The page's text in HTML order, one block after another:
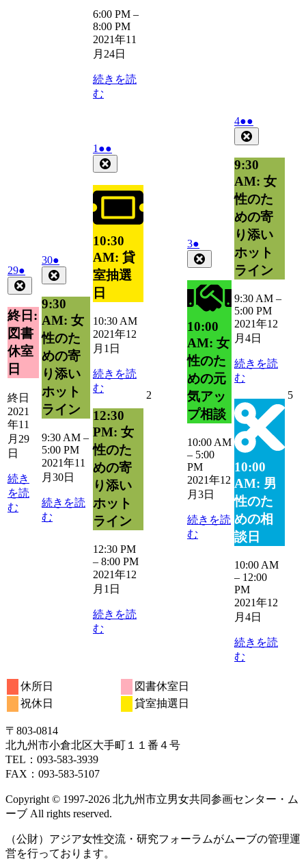
6:00 PM –
8:00 PM
2021年11
月24日
続きを読
む
292021
年
11
月
29
日
●
件
の
イ
ベ
ン
ト)
Close
終日:
図書
休室
日
終日
2021
年11
月29
日
続き
を読
む
302021
年
11
月
日
●
件
の
イ
ベ
ト)
9:30
AM: 女
性のた
めの寄
り添い
ホット
ライン
9:30 AM –
5:00 PM
2021年11
月30日
続きを読
む
1 2021
年
12
月
1
日
●●
件
の
イ
ン
10:30
AM: 貸
室抽選
日
10:30 AM
2021年12
月1日
続きを読
む
12:30
PM: 女
性のた
めの寄
り添い
ホット
ライン
12:30 PM
– 8:00 PM
2021年12
月1日
続きを読
む
2
32021
年
12
月
日
●
件
の
イ
ベ
ン
ト)
10:00
AM: 女
性のた
めの元
気アッ
プ相談
10:00 AM
– 5:00
PM
2021年12
月3日
続きを読
む
42021
年
12
月
日
●●
件
の
イ
ベ
ト)
9:30
AM: 女
性のた
めの寄
り添い
ホット
ライン
9:30 AM –
5:00 PM
2021年12
月4日
続きを読
む
10:00
AM: 男
性のた
めの相
談日
10:00 AM
– 12:00
PM
2021年12
月4日
続きを読
む
5
休所日
図書休室日
祝休日
貸室抽選日
〒803‐0814
北九州市小倉北区大手町１１番４号
TEL：093‐583‐3939
FAX：093‐583‐5107
Copyright © 1997‐2026 北九州市立男女共同参画センター・ム
ーブ All rights reserved.
（公財）アジア女性交流・研究フォーラムがムーブの管理運
営を行っております。